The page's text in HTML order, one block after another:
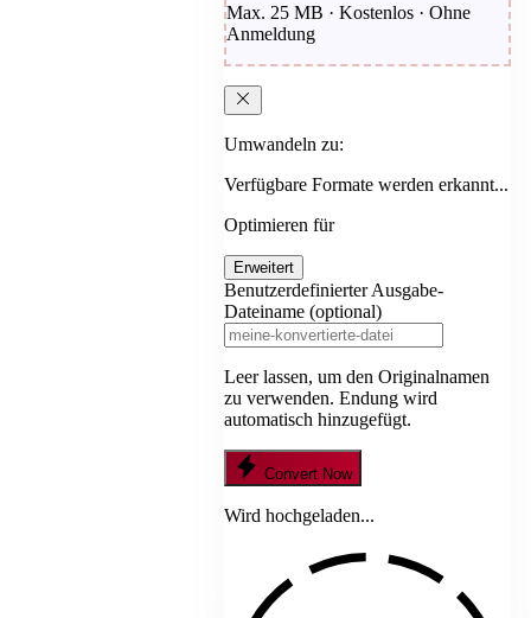
Max. 25 MB · Kostenlos · Ohne
Anmeldung
Umwandeln zu:
Verfügbare Formate werden erkannt...
Optimieren für
Erweitert
Benutzerdefinierter Ausgabe-
Dateiname (optional)
Leer lassen, um den Originalnamen
zu verwenden. Endung wird
automatisch hinzugefügt.
Convert Now
Wird hochgeladen...